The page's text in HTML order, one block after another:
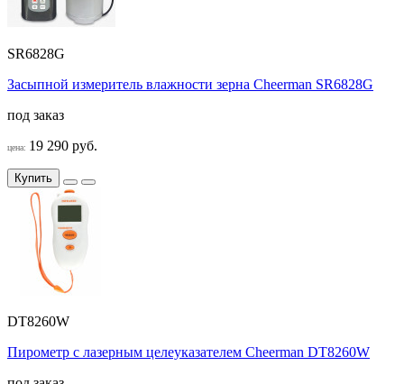
SR6828G
Засыпной измеритель влажности зерна Cheerman SR6828G
под заказ
цена: 19 290 руб.
Купить
DT8260W
Пирометр с лазерным целеуказателем Cheerman DT8260W